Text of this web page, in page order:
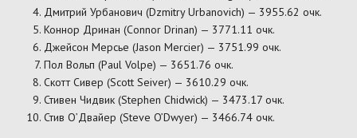
Дмитрий Урбанович (Dzmitry Urbanovich) — 3955.62 очк.
Коннор Дринан (Connor Drinan) — 3771.11 очк.
Джейсон Мерсье (Jason Mercier) — 3751.99 очк.
Пол Вольп (Paul Volpe) — 3651.76 очк.
Скотт Сивер (Scott Seiver) — 3610.29 очк.
Стивен Чидвик (Stephen Chidwick) — 3473.17 очк.
Стив О’Двайер (Steve O’Dwyer) — 3466.74 очк.